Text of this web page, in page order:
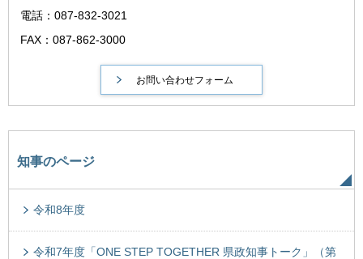
電話：087-832-3021
FAX：087-862-3000
知事のページ
令和8年度
令和7年度「ONE STEP TOGETHER 県政知事トーク」（第